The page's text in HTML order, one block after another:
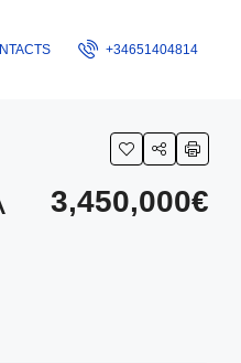
+34651404814
3,450,000€